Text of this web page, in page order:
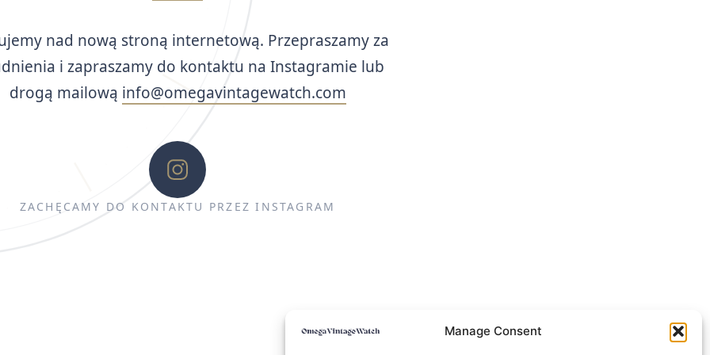
Manage Consent
nad nową stroną internetową. Przepraszamy za
i zapraszamy do kontaktu na Instagramie lub
drogą mailową info@omegavintagewatch.com
ZACHĘCAMY DO KONTAKTU PRZEZ INSTAGRAM